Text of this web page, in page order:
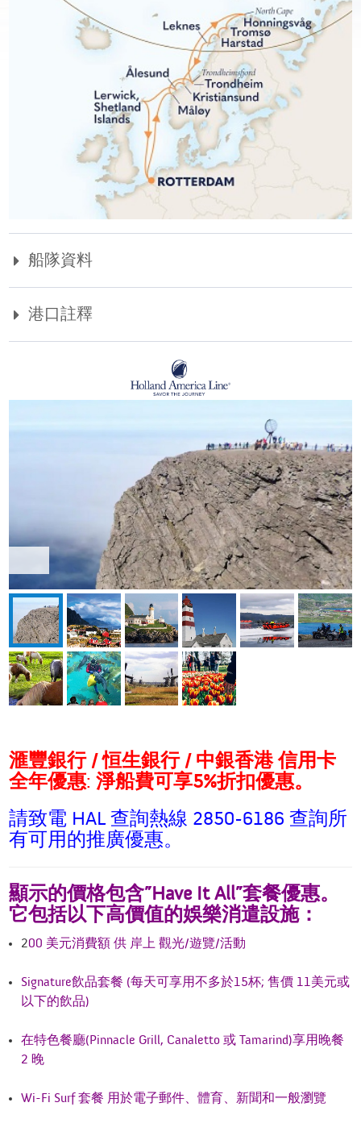
船隊資料
港口註釋
滙豐銀行/恒生銀行 / 中銀香港 信用卡
全年優惠: 淨船費可享5%折扣優惠。
請致電 HAL 查詢熱線 2850-6186 查詢所
有可用的推廣優惠。
顯示的價格包含”Have It All”套餐優惠。
它包括以下高價值的娛樂消遣設施：
200 美元消費額 供 岸上 觀光/遊覽/活動
Signature飲品套餐 (每天可享用不多於15杯; 售價 11美元或
以下的飲品)
在特色餐廳(Pinnacle Grill, Canaletto 或 Tamarind)享用晚餐
2 晚
Wi-Fi Surf 套餐 用於電子郵件、體育、新聞和一般瀏覽